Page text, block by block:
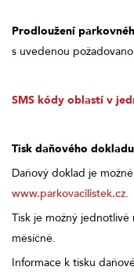
Prodloužení
s uvedenou
SMS kódy oblastí v
Tisk daňového dokladu
Daňový doklad je
www.parkovacilistek.cz.
Tisk je možný
měsíčně.
Informace k tisku